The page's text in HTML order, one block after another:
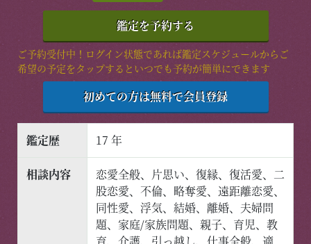
鑑定を予約する
ご予約受付中！ログイン状態であれば鑑定スケジュールからご
希望の予定をタップするといつでも予約が簡単にできます
初めての方は無料で会員登録
鑑定歴 17 年
相談内容
恋愛全般、片思い、復縁、復活愛、二
股恋愛、不倫、略奪愛、遠距離恋愛、
同性愛、浮気、結婚、離婚、夫婦問
題、家庭/家族問題、親子、育児、教
会員ログイン
© 2026 神霊力の電話鑑定六神通